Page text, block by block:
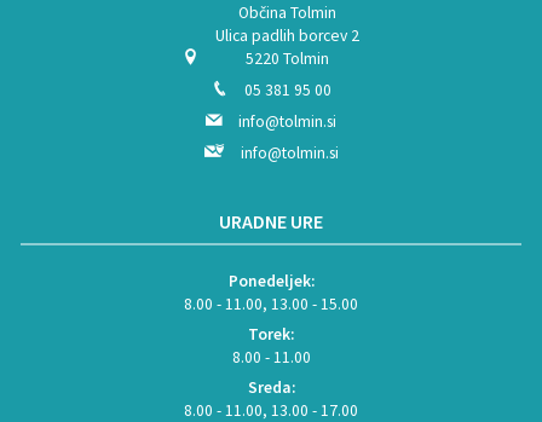
Občina Tolmin
Ulica padlih borcev 2
5220 Tolmin
05 381 95 00
info@tolmin.si
info@tolmin.si
URADNE URE
Ponedeljek:
8.00 - 11.00, 13.00 - 15.00
Torek:
8.00 - 11.00
Sreda:
8.00 - 11.00, 13.00 - 17.00